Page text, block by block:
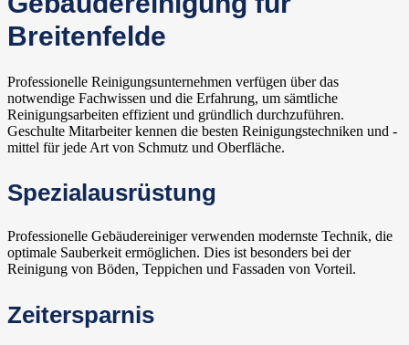
Breitenfelde
Professionelle Reinigungsunternehmen verfügen über das
notwendige Fachwissen und die Erfahrung, um sämtliche
Reinigungsarbeiten effizient und gründlich durchzuführen.
Geschulte Mitarbeiter kennen die besten Reinigungstechniken und -
mittel für jede Art von Schmutz und Oberfläche.
Spezialausrüstung
Professionelle Gebäudereiniger verwenden modernste Technik, die
optimale Sauberkeit ermöglichen. Dies ist besonders bei der
Reinigung von Böden, Teppichen und Fassaden von Vorteil.
Zeitersparnis